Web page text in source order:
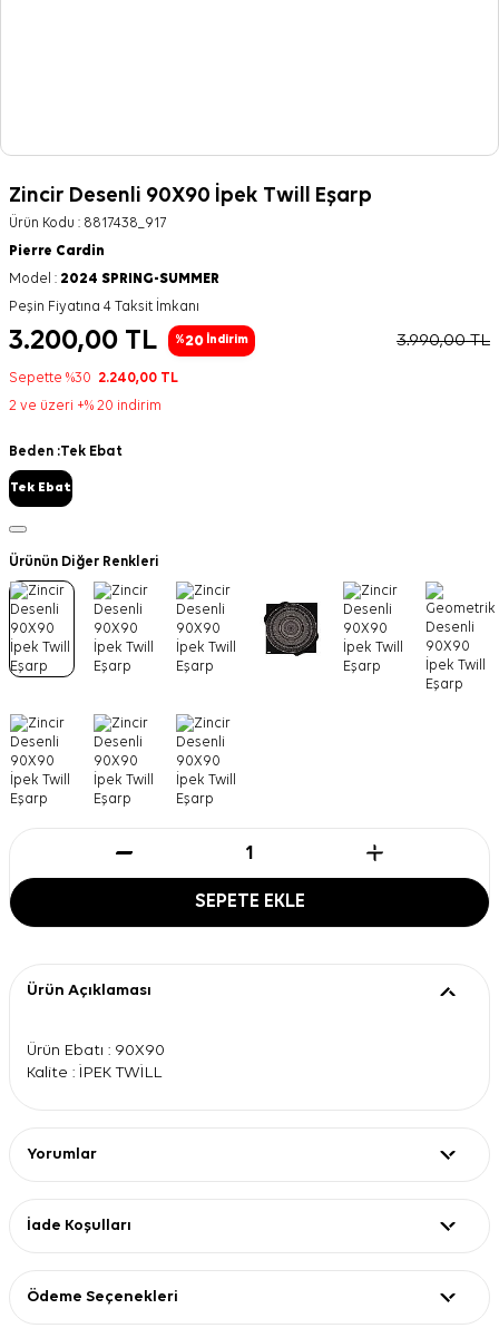
Zincir Desenli 90X90 İpek Twill Eşarp
Ürün Kodu : 8817438_917
Pierre Cardin
Model : 2024 SPRING-SUMMER
Peşin Fiyatına 4 Taksit İmkanı
3.200,00 TL %20 İndirim 3.990,00TL
Sepette %30 2.240,00 TL
2 ve üzeri +% 20 indirim
Beden :Tek Ebat
Tek Ebat
Ürünün Diğer Renkleri
SEPETE EKLE
Ürün Açıklaması
Ürün Ebatı : 90X90
Kalite : İPEK TWİLL
Yorumlar
İade Koşulları
Ödeme Seçenekleri